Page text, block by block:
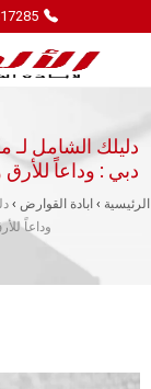
دليلك الشامل لـ
دبي : وداعاً للأرق
الرئيسية ›ابادة القوارض ›
وداعاً